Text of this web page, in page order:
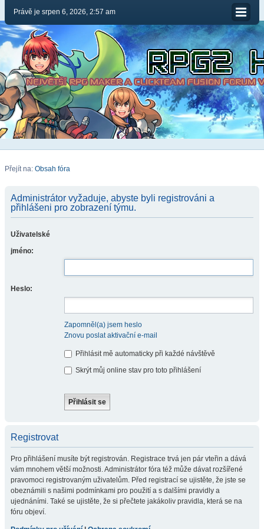
Právě je srpen 6, 2026, 2:57 am
Přejít na: Obsah fóra
Administrátor vyžaduje, abyste byli registrováni a
přihlášeni pro zobrazení týmu.
Uživatelské
jméno:
Heslo:
Zapomněl(a) jsem heslo
Znovu poslat aktivační e-mail
Přihlásit mě automaticky při každé návštěvě
Skrýt můj online stav pro toto přihlášení
Registrovat
Pro přihlášení musíte být registrován. Registrace trvá jen pár vteřin a dává
vám mnohem větší možnosti. Administrátor fóra též může dávat rozšířené
pravomoci registrovaným uživatelům. Před registrací se ujistěte, že jste se
obeznámili s našimi podmínkami pro použití a s dalšími pravidly a
ujednáními. Také se ujistěte, že si přečtete jakákoliv pravidla, která se na
fóru objeví.